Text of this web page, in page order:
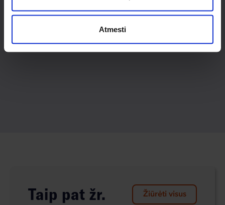
Atmesti
Taip pat žr. Žiūrėti visus